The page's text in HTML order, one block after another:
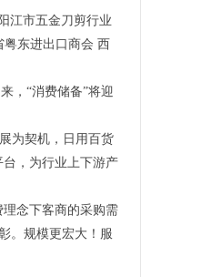
江市五金刀剪行业
东进出口商会 西
，“消费储备”将迎
为契机，日用百货
，为行业上下游产
念下客商的采购需
。规模更宏大！服